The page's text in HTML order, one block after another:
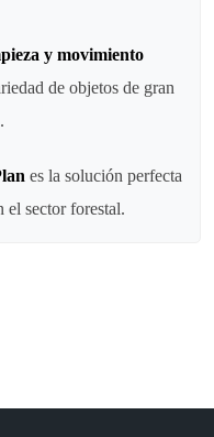
y movimiento
de objetos de gran
es la solución perfecta
el sector forestal.